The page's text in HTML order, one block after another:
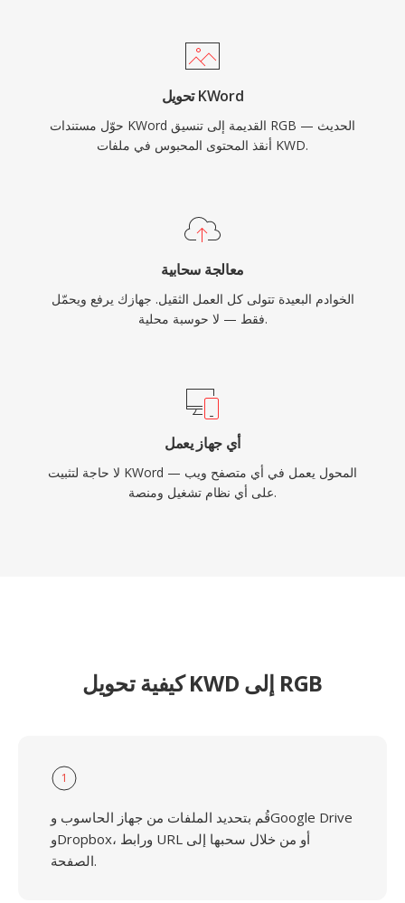
تحويل KWord
حوّل مستندات KWord القديمة إلى تنسيق RGB الحديث —
أنقذ المحتوى المحبوس في ملفات KWD.
معالجة سحابية
الخوادم البعيدة تتولى كل العمل الثقيل. جهازك يرفع ويحمّل
فقط — لا حوسبة محلية.
أي جهاز يعمل
لا حاجة لتثبيت KWord — المحول يعمل في أي متصفح ويب
على أي نظام تشغيل ومنصة.
كيفية تحويل KWD إلى RGB
1
قُم بتحديد الملفات من جهاز الحاسوب وGoogle Drive
وDropbox، ورابط URL أو من خلال سحبها إلى
الصفحة.